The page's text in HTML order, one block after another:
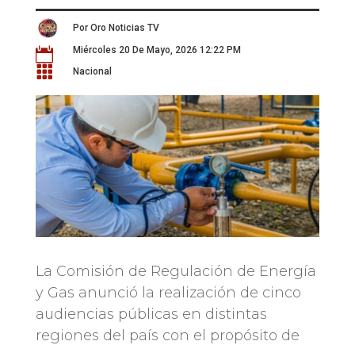
Por Oro Noticias TV
 Miércoles 20 De Mayo, 2026 12:22 PM
 Nacional
La Comisión de Regulación de Energía
y Gas anunció la realización de cinco
audiencias públicas en distintas
regiones del país con el propósito de